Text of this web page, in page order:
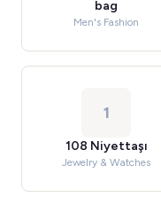
bag
Men's Fashion
1
108 Niyettaşı
Jewelry & Watches